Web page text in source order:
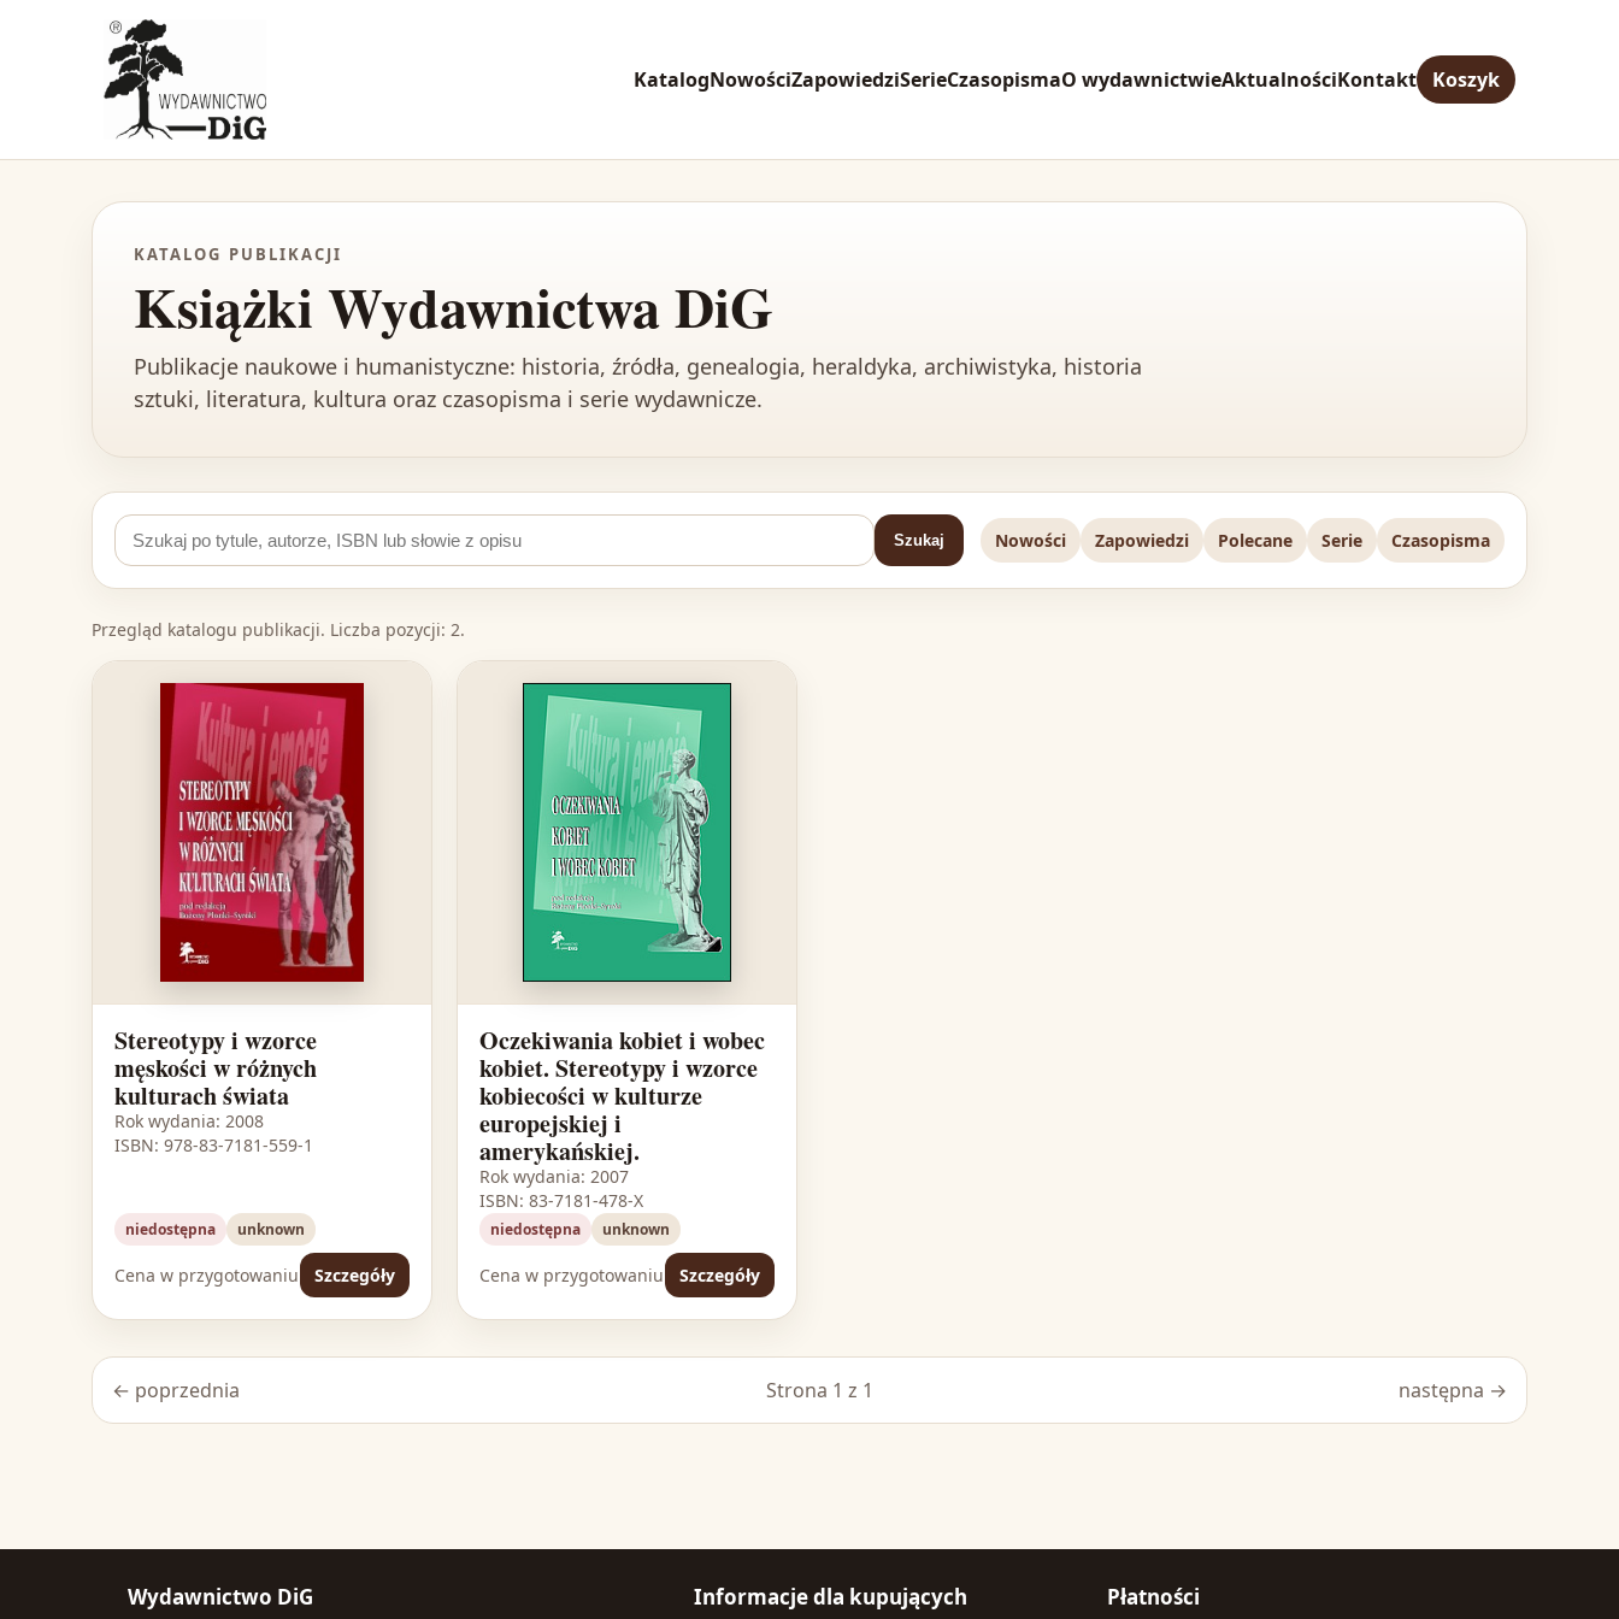
KatalogNowościZapowiedziSerieCzasopismaO wydawnictwieAktualnościKontakt Koszyk
KATALOG PUBLIKACJI
Książki Wydawnictwa DiG
Publikacje naukowe i humanistyczne: historia, źródła, genealogia, heraldyka, archiwistyka, historia
sztuki, literatura, kultura oraz czasopisma i serie wydawnicze.
Szukaj Nowości Zapowiedzi Polecane Serie Czasopisma
Przegląd katalogu publikacji. Liczba pozycji: 2.
Stereotypy i wzorce
męskości w różnych
kulturach świata
Rok wydania: 2008
ISBN: 978-83-7181-559-1
niedostępna unknown
Cena w przygotowaniu Szczegóły
Oczekiwania kobiet i wobec
kobiet. Stereotypy i wzorce
kobiecości w kulturze
europejskiej i
amerykańskiej.
Rok wydania: 2007
ISBN: 83-7181-478-X
niedostępna unknown
Cena w przygotowaniu Szczegóły
← poprzednia Strona 1 z 1 następna →
Wydawnictwo DiG Informacje dla kupujących Płatności